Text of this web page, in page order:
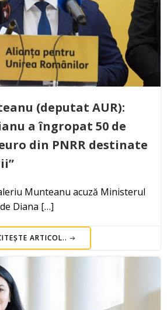
(deputat AUR):
a îngropat 50 de
din PNRR destinate
Munteanu acuză Ministerul
Diana […]
ARTICOL..